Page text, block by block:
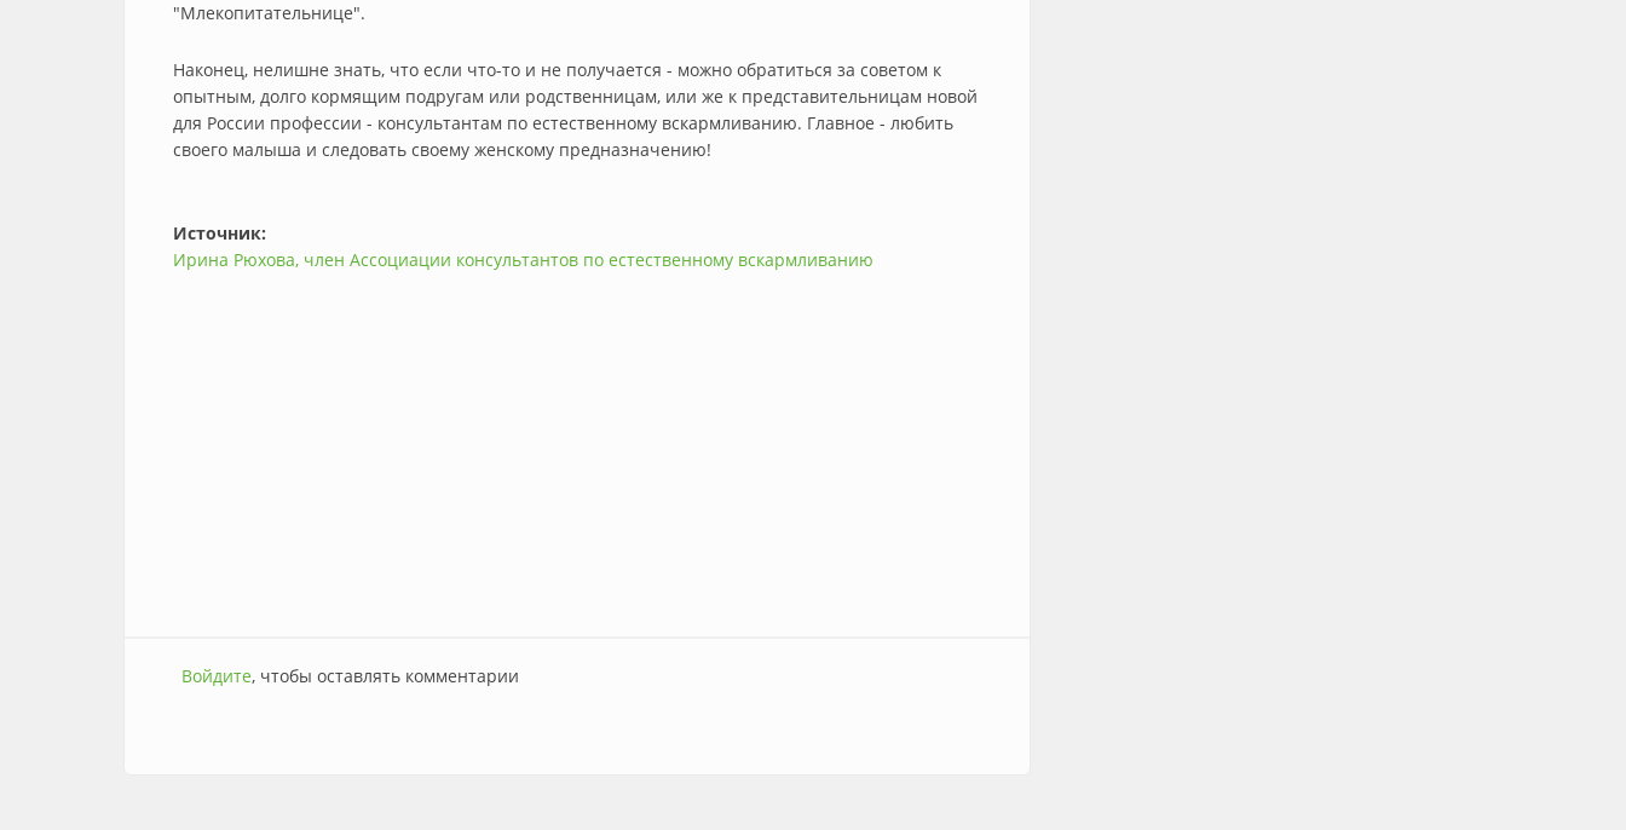
"Млекопитательнице".
Наконец, нелишне знать, что если что-то и не получается - можно обратиться за советом к
опытным, долго кормящим подругам или родственницам, или же к представительницам новой
для России профессии - консультантам по естественному вскармливанию. Главное - любить
своего малыша и следовать своему женскому предназначению!
Источник:
Ирина Рюхова, член Ассоциации консультантов по естественному вскармливанию
Войдите, чтобы оставлять комментарии